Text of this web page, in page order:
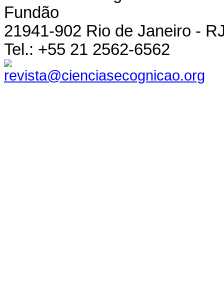
Fundão
21941-902 Rio de Janeiro -
Tel.: +55 21 2562-6562
revista@cienciasecognicao.org